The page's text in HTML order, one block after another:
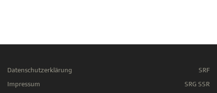
Datenschutzerklärung
Impressum
SRF
SRG SSR